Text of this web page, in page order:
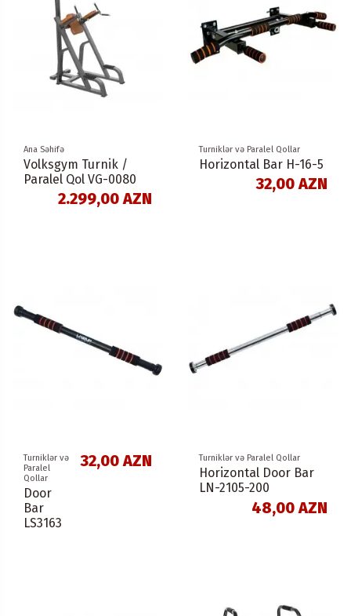
Ana Səhifə
Volksgym Turnik /
Paralel Qol VG-0080
2.299,00 AZN
Turniklər və Paralel Qollar
Horizontal Bar H-16-5
32,00 AZN
Turniklər və
Paralel
Qollar
Door
Bar
LS3163
32,00 AZN Turniklər və Paralel Qollar
Horizontal Door Bar
LN-2105-200
48,00 AZN